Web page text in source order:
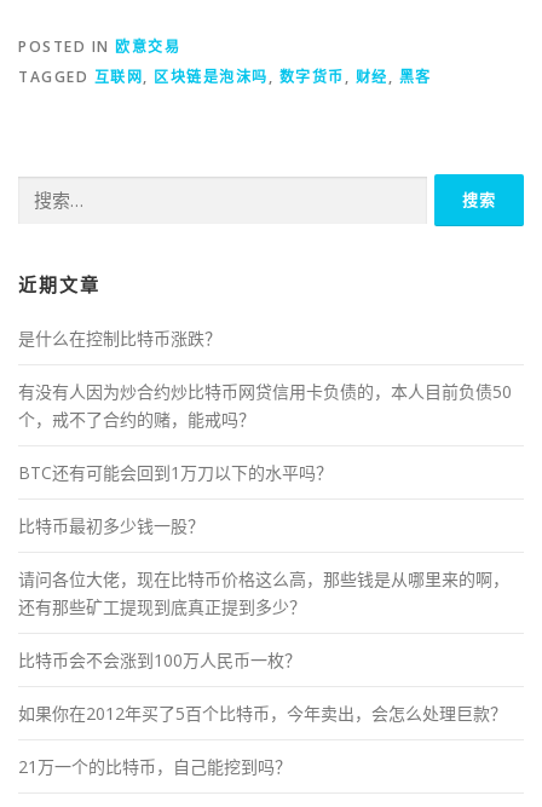
POSTED IN 欧意交易
TAGGED 互联网, 区块链是泡沫吗, 数字货币, 财经, 黑客
索：
近期文章
是什么在控制比特币涨跌？
有没有人因为炒合约炒比特币网贷信用卡负债的，本人目前负债50
个，戒不了合约的赌，能戒吗？
BTC还有可能会回到1万刀以下的水平吗？
比特币最初多少钱一股？
请问各位大佬，现在比特币价格这么高，那些钱是从哪里来的啊，
还有那些矿工提现到底真正提到多少？
比特币会不会涨到100万人民币一枚？
如果你在2012年买了5百个比特币，今年卖出，会怎么处理巨款？
21万一个的比特币，自己能挖到吗？